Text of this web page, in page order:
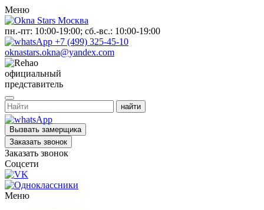
Меню
пн.-пт: 10:00-19:00; сб.-вс.: 10:00-19:00
+7 (499) 325-45-10
oknastars.okna@yandex.com
официальный
представитель
Вызвать замерщика
Заказать звонок
Заказать звонок
Соцсети
Меню